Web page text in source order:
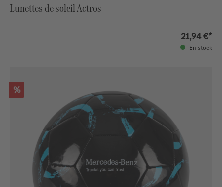
Lunettes de soleil Actros
21,94 €*
En stock
Réduction
%